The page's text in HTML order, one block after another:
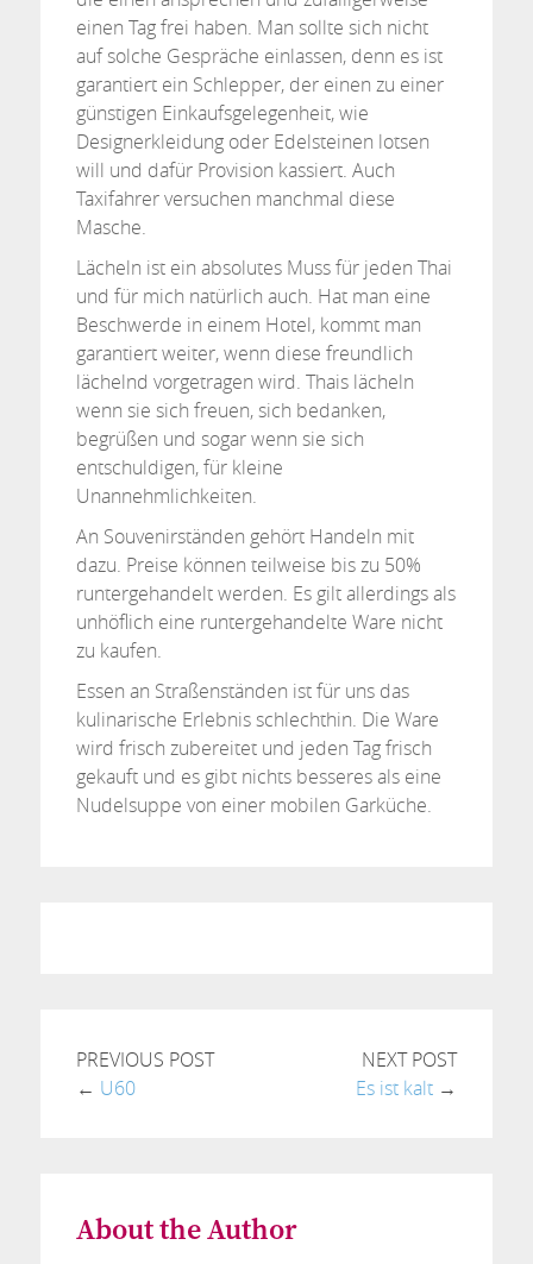
einen Tag frei haben. Man sollte sich nicht
auf solche Gespräche einlassen, denn es ist
garantiert ein Schlepper, der einen zu einer
günstigen Einkaufsgelegenheit, wie
Designerkleidung oder Edelsteinen lotsen
will und dafür Provision kassiert. Auch
Taxifahrer versuchen manchmal diese
Masche.
Lächeln ist ein absolutes Muss für jeden Thai
und für mich natürlich auch. Hat man eine
Beschwerde in einem Hotel, kommt man
garantiert weiter, wenn diese freundlich
lächelnd vorgetragen wird. Thais lächeln
wenn sie sich freuen, sich bedanken,
begrüßen und sogar wenn sie sich
entschuldigen, für kleine
Unannehmlichkeiten.
An Souvenirständen gehört Handeln mit
dazu. Preise können teilweise bis zu 50%
runtergehandelt werden. Es gilt allerdings als
unhöflich eine runtergehandelte Ware nicht
zu kaufen.
Essen an Straßenständen ist für uns das
kulinarische Erlebnis schlechthin. Die Ware
wird frisch zubereitet und jeden Tag frisch
gekauft und es gibt nichts besseres als eine
Nudelsuppe von einer mobilen Garküche.
PREVIOUS POST
← U60
NEXT POST
Es ist kalt →
About the Author